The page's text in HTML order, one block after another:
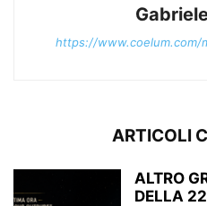
https://www.coelum.com/
ARTICOLI
ALTRO
DELLA